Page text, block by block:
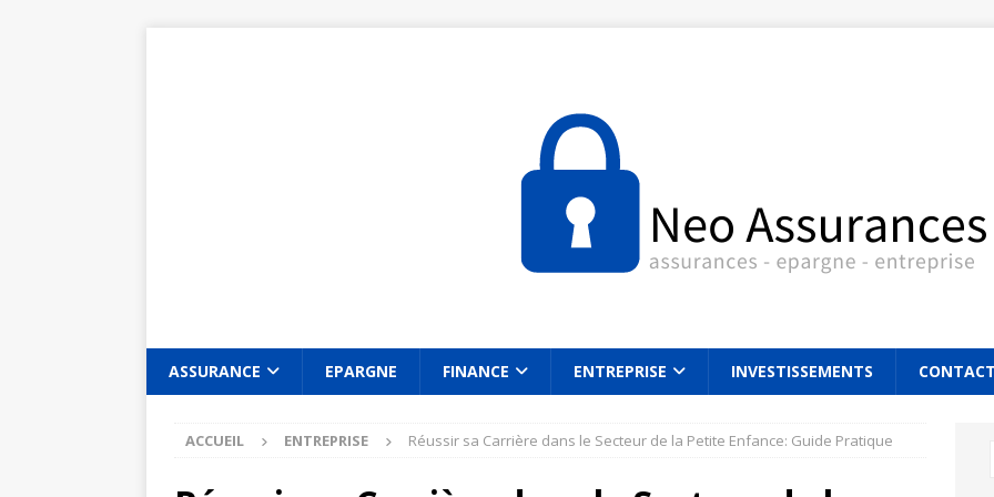
ASSURANCE EPARGNE FINANCE ENTREPRISE INVESTISSEMENTS
ACCUEIL ENTREPRISE Réussir sa Carrière dans le Secteur de la Petite Enfance: Guide Pratique